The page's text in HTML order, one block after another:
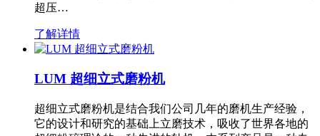
超压…
了解详情
LUM 超细立式磨粉机
超细立式磨粉机是结合我们公司几年的磨机生产经验，
它的设计和研究的基础上立磨技术，吸收了世界各地的